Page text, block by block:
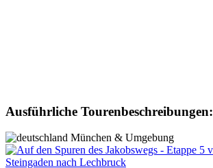
Ausführliche Tourenbeschreibungen:
München & Umgebung